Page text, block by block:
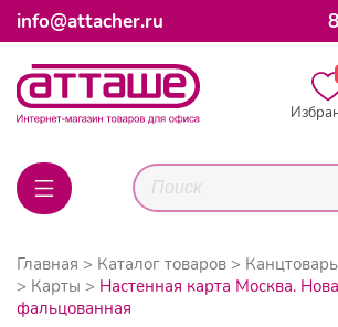
info@attacher.ru
Главная Каталог товаров
Карты
Настенная карта Москва.
фальцованная